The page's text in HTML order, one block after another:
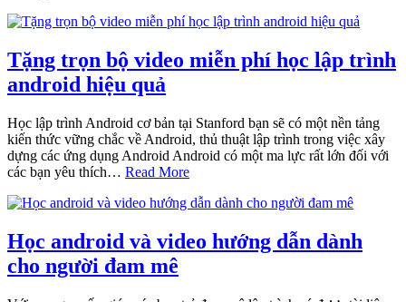
Tặng trọn bộ video miễn phí học lập trình
android hiệu quả
Học lập trình Android cơ bản tại Stanford bạn sẽ có một nền tảng
kiến thức vững chắc về Android, thủ thuật lập trình trong việc xây
dựng các ứng dụng Android Android có một ma lực rất lớn đối với
các bạn yêu thích… Read More
Học android và video hướng dẫn dành
cho người đam mê